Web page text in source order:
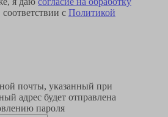
соответствии с Политикой
почты, указанный при
адрес будет отправлена
пароля